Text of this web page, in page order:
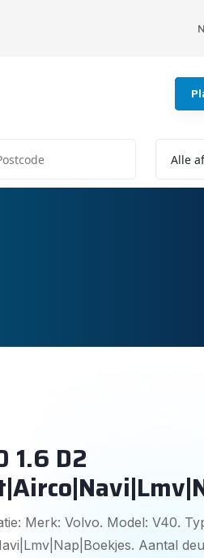
Alle
1.6 D2
Merk: Volvo. Model: V40.
Aantal